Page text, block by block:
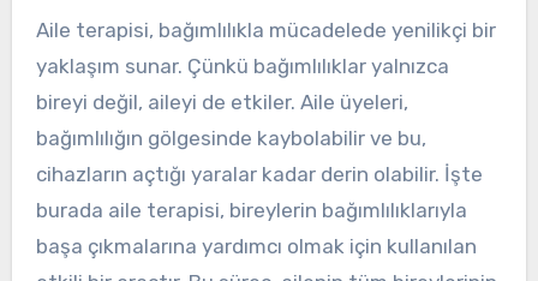
Aile terapisi, bağımlılıkla mücadelede yenilikçi bir
yaklaşım sunar. Çünkü bağımlılıklar yalnızca
bireyi değil, aileyi de etkiler. Aile üyeleri,
bağımlılığın gölgesinde kaybolabilir ve bu,
cihazların açtığı yaralar kadar derin olabilir. İşte
burada aile terapisi, bireylerin bağımlılıklarıyla
başa çıkmalarına yardımcı olmak için kullanılan